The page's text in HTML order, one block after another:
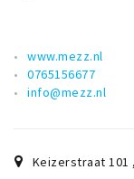
www.mezz.nl
0765156677
info@mezz.nl
Keizerstraat 101